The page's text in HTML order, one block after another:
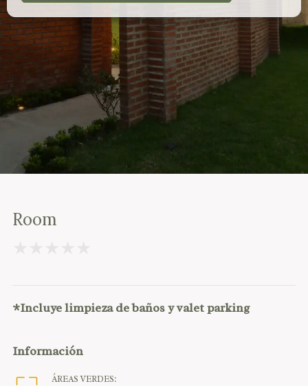
Room
*Incluye limpieza de baños y valet parking
Información
ÁREAS VERDES: